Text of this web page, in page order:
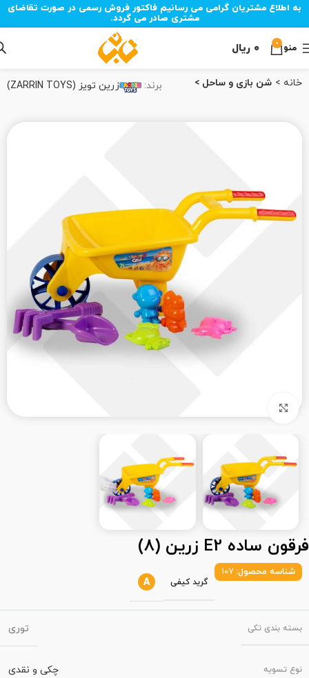
به اطلاع مشتریان گرامی می رسانیم فاکتور فروش رسمی در صورت تقاضای
مشتری صادر می گردد.
منو 0 ۰ ریال
خانه شن بازی و ساحل برند: زرین تویز (ZARRIN TOYS)
فرقون ساده E2 زرین (8)
شناسه محصول: 107
گرید کیفی A
بسته‌ بندی تکی توری
نوع تسویه چکی و نقدی